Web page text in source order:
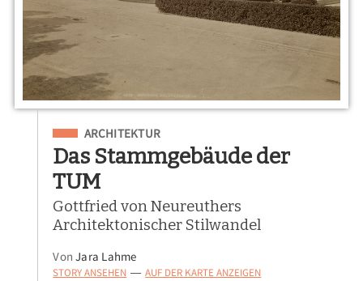
Eingeordnet unter
ARCHITEKTUR
Das Stammgebäude der
TUM
Gottfried von Neureuthers
Architektonischer Stilwandel
VonJara Lahme
STORY ANSEHEN — AUF DER KARTE ANZEIGEN